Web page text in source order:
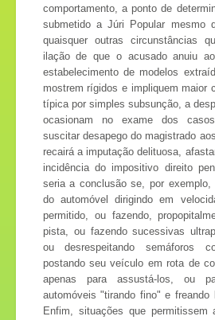
comportamento, a ponto de
submetido a Júri Popular mesmo
quaisquer outras circunstâncias
ilação de que o acusado anuiu
estabelecimento de modelos
mostrem rígidos e impliquem maior
típica por simples subsunção, a
ocasionam no exame dos
suscitar desapego do magistrado
recairá a imputação delituosa,
incidência do impositivo direito
seria a conclusão se, por
do automóvel dirigindo em
permitido, ou fazendo,
pista, ou fazendo sucessivas
ou desrespeitando semáforos
postando seu veículo em rota de
apenas para assustá-los, ou
automóveis "tirando fino" e freando
Enfim, situações que